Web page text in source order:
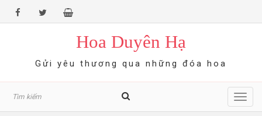
Hoa Duyên Hạ
Gửi yêu thương qua những đóa hoa